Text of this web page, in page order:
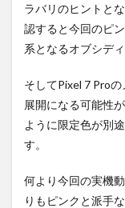
ラバリのヒントと
認すると今回のピ
系となるオブシデ
そしてPixel 7 Pro
展開になる可能性
ように限定色が別
す。
何より今回の実機
りもピンクと派手な